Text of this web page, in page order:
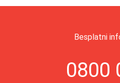
Besplatni
0800